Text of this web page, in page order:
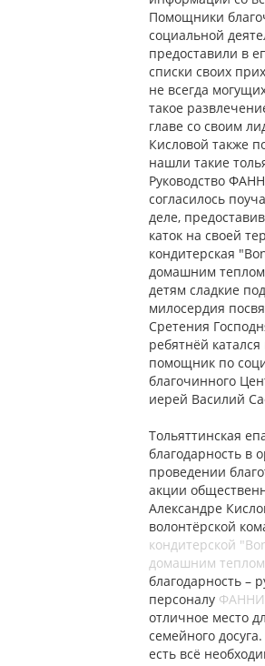
Помощники
социальной
предоставили в
списки своих
не всегда
такое
главе со своим
Кисловой также
нашли такие
Руководство
согласилось
деле,
каток на своей
кондитерская
домашним
детям сладкие
милосердия
Сретения
ребятнёй
помощник по
благочинного
иерей Василий
Тольяттинская
благодарность в
проведении
акции
Александре
волонтёрской
кондитерской
домашним
благодарность –
персоналу ФАННИ
отличное место
семейного
есть всё